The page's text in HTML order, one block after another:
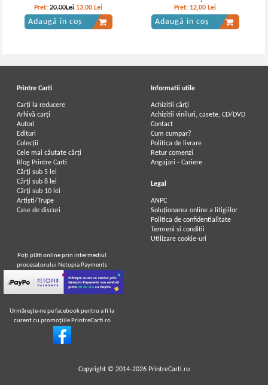
Pret:20,00Lei 13,00 Lei
Adaugă în coș
romanice
Pret: 12,00 Lei
Adaugă în coș
Printre Carti
Carți la reducere
Arhivă carți
Autori
Edituri
Colecții
Cele mai căutate cărți
Blog Printre Carti
Cărţi sub 5 lei
Cărţi sub 8 lei
Cărţi sub 10 lei
Artiști/Trupe
Case de discuri
Informatii utile
Achizitii cărți
Achizitii viniluri, casete, CD/DVD
Contact
Cum cumpar?
Politica de livrare
Retur comenzi
Angajari - Cariere
Legal
ANPC
Soluționarea online a litigiilor
Politica de confidentialitate
Termeni si conditii
Utilizare cookie-uri
Poţi plăti online prin intermediul
procesatorului Netopia Payments
Urmăreşte-ne pe facebook pentru a fi la
curent cu promoţiile PrintreCarti.ro
Copyright © 2014-2026 PrintreCarti.ro